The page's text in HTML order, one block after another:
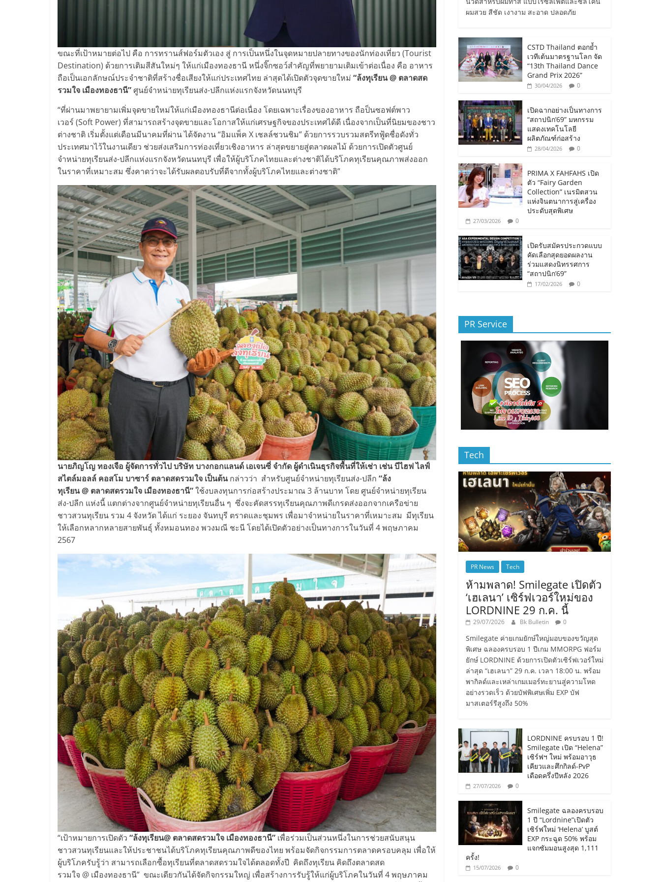
ขณะที่เป้าหมายต่อไป คือ การทรานส์ฟอร์มตัวเอง สู่ การเป็นหนึ่งในจุดหมายปลายทางของนักท่องเที่ยว (Tourist
Destination) ด้วยการเติมสีสันใหม่ๆ ให้แก่เมืองทองธานี หนึ่งจิ๊กซอว์สำคัญที่พยายามเติมเข้าต่อเนื่อง คือ อาหาร
ถือเป็นเอกลักษณ์ประจำชาติที่สร้างชื่อเสียงให้แก่ประเทศไทย ล่าสุดได้เปิดตัวจุดขายใหม่ “ล้งทุเรียน@ ตลาดสด
รวมใจ เมืองทองธานี”ศูนย์จำหน่ายทุเรียนส่ง-ปลีกแห่งแรกจังหวัดนนทบุรี
“ที่ผ่านมาพยายามเพิ่มจุดขายใหม่ให้แก่เมืองทองธานีต่อเนื่อง โดยเฉพาะเรื่องของอาหาร ถือป็นซอฟต์พาว
เวอร์ (Soft Power) ที่สามารถสร้างจุดขายและโอกาสให้แก่เศรษฐกิจของประเทศได้ดี เนื่องจากเป็นที่นิยมของชาว
ต่างชาติ เริ่มตั้งแต่เดือนมีนาคมที่ผ่าน ได้จัดงาน “อิมแพ็ค X เชลล์ชวนชิม” ด้วยการรวบรวมสตรีทฟู้ดชื่อดังทั่ว
ประเทศมาไว้ในงานเดียว ช่วยส่งเสริมการท่องเที่ยวเชิงอาหาร ล่าสุดขยายสู่ตลาดผลไม้ ด้วยการเปิดตัวศูนย์
จำหน่ายทุเรียนส่ง-ปลีกแห่งแรกจังหวัดนนทบุรี เพื่อให้ผู้บริโภคไทยและต่างชาติได้บริโภคทุเรียนคุณภาพส่งออก
ในราคาที่เหมาะสม ซึ่งคาดว่าจะได้รับผลตอบรับที่ดีจากทั้งผู้บริโภคไทยและต่างชาติ”
นายภิญโญ ทองเจือ ผู้จัดการทั่วไป บริษัท บางกอกแลนด์ เอเจนซี่ จำกัด ผู้ดำเนินธุรกิจพื้นที่ให้เช่า เช่น บีไฮฟ ไลฟ์
สไตล์มอลล์ คอสโม บาซาร์ ตลาดสดรวมใจ เป็นต้นกล่าวว่า สำหรับศูนย์จำหน่ายทุเรียนส่ง-ปลีก “ล้ง
ทุเรียน @ ตลาดสดรวมใจ เมืองทองธานี”ใช้งบลงทุนการก่อสร้างประมาณ 3 ล้านบาท โดย ศูนย์จำหน่ายทุเรียน
ส่ง-ปลีก แห่งนี้ แตกต่างจากศูนย์จำหน่ายทุเรียนอื่น ๆ ซึ่งจะคัดสรรทุเรียนคุณภาพดีเกรดส่งออกจากเครือข่าย
ชาวสวนทุเรียน รวม 4 จังหวัด ได้แก่ ระยอง จันทบุรี ตราดและชุมพร เพื่อมาจำหน่ายในราคาที่เหมาะสม มีทุเรียน
ให้เลือกหลากหลายสายพันธุ์ ทั้งหมอนทอง พวงมณี ชะนี โดยได้เปิดตัวอย่างเป็นทางการในวันที่ 4 พฤษภาคม
2567
“เป้าหมายการเปิดตัว “ล้งทุเรียน@ ตลาดสดรวมใจ เมืองทองธานี” เพื่อร่วมเป็นส่วนหนึ่งในการช่วยสนับสนุน
ชาวสวนทุเรียนและให้ประชาชนได้บริโภคทุเรียนคุณภาพดีของไทย พร้อมจัดกิจกรรมการตลาดครอบคลุม เพื่อให้
ผู้บริโภครับรู้ว่า สามารถเลือกซื้อทุเรียนที่ตลาดสดรวมใจได้ตลอดทั้งปี คิดถึงทุเรียน คิดถึงตลาดสด
รวมใจ @ เมืองทองธานี” ขณะเดียวกันได้จัดกิจกรรมใหญ่ เพื่อสร้างการรับรู้ให้แก่ผู้บริโภคในวันที่ 4 พฤษภาคม
ผมสวย สีชัด เงางาม สะอาด ปลอดภัย
CSTD Thailand ตอกย้ำ
เวทีเต้นมาตรฐานโลก จัด
“13th Thailand Dance
Grand Prix 2026”
30/04/2026 0
เปิดฉากอย่างเป็นทางการ
“สถาปนิก’69” มหกรรม
แสดงเทคโนโลยี
ผลิตภัณฑ์ก่อสร้าง
28/04/2026 0
PRIMA X FAHFAHS เปิด
ตัว “Fairy Garden
Collection” เนรมิตสวน
แห่งจินตนาการสู่เครื่อง
ประดับสุดพิเศษ
27/03/2026 0
เปิดรับสมัครประกวดแบบ
คัดเลือกสุดยอดผลงาน
ร่วมแสดงนิทรรศการ
“สถาปนิก’69”
17/02/2026 0
PR Service
Tech
PR News Tech
ห้ามพลาด! Smilegate เปิดตัว
‘เฮเลนา’ เซิร์ฟเวอร์ใหม่ของ
LORDNINE 29 ก.ค. นี้
29/07/2026 Bk Bulletin 0
Smilegate ค่ายเกมยักษ์ใหญ่มอบของขวัญสุด
พิเศษ ฉลองครบรอบ 1 ปีเกม MMORPG ฟอร์ม
ยักษ์ LORDNINE ด้วยการเปิดตัวเซิร์ฟเวอร์ใหม่
ล่าสุด “เฮเลนา” 29 ก.ค. เวลา 18:00 น. พร้อม
พากิลด์และเหล่าเกมเมอร์ทะยานสู่ความโหด
อย่างรวดเร็ว ด้วยบัฟพิเศษเพิ่ม EXP บัฟ
มาสเตอร์รีสูงถึง 50%
LORDNINE ครบรอบ 1 ปี!
Smilegate เปิด “Helena”
เซิร์ฟฯ ใหม่ พร้อมอาวุธ
เคียวและศึกกิลด์-PvP
เดือดครึ่งปีหลัง 2026
27/07/2026 0
Smilegate ฉลองครบรอบ
1 ปี “Lordnine”เปิดตัว
เซิร์ฟใหม่ ‘Helena’ บูสต์
EXP กระฉูด 50% พร้อม
แจกซัมมอนสูงสุด 1,111
ครั้ง!
15/07/2026 0